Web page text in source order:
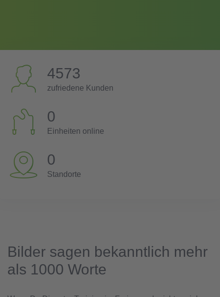
4573
zufriedene Kunden
0
Einheiten online
0
Standorte
Bilder sagen bekanntlich mehr
als 1000 Worte